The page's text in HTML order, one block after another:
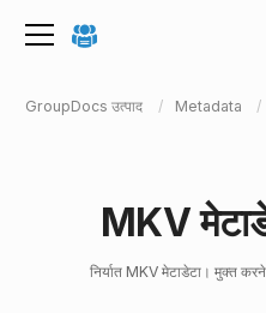
GroupDocs उत्पाद Metadata
MKV
निर्यात MKV मेटाडेटा। मुक्त